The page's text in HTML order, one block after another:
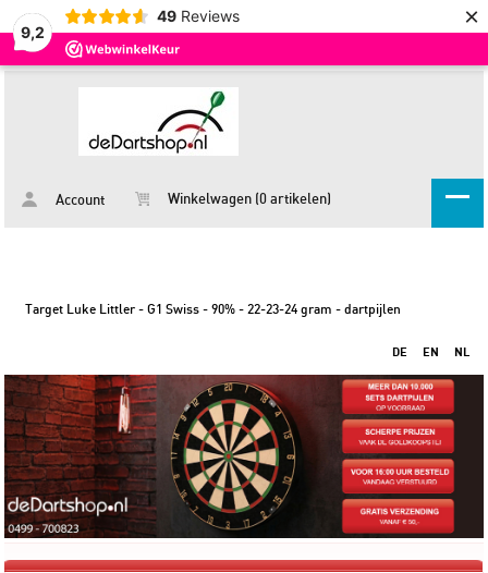
9,2
49 Reviews ×
Account Winkelwagen (0 artikelen)
Target Luke Littler - G1 Swiss - 90% - 22-23-24 gram - dartpijlen
DE EN NL